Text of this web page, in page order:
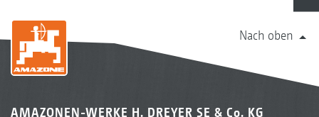
Nach oben
AMAZONEN-WERKE H. DREYER SE & Co. KG